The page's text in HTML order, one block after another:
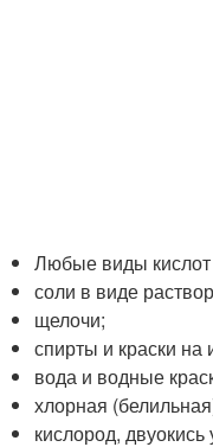
Любые виды кислот
соли в виде
щелочи;
спирты и краски на
вода и водные
хлорная
кислород, двуокись